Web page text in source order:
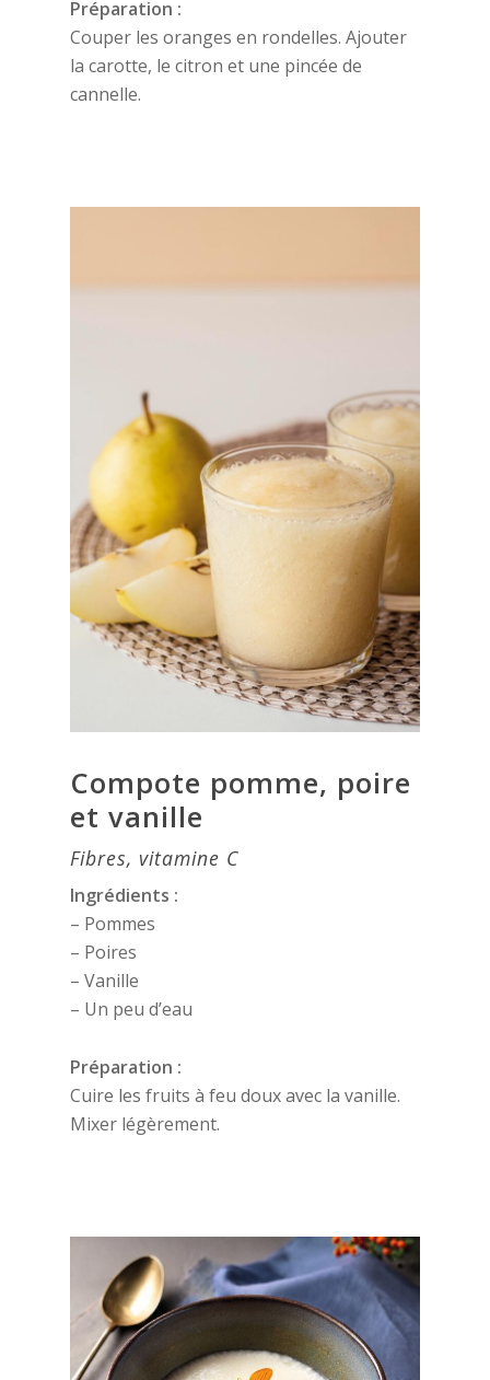
Préparation :
Couper les oranges en rondelles. Ajouter
la carotte, le citron et une pincée de
cannelle.
Compote pomme, poire
et vanille
Fibres, vitamine C
Ingrédients :
– Pommes
– Poires
– Vanille
– Un peu d’eau
Préparation :
Cuire les fruits à feu doux avec la vanille.
Mixer légèrement.